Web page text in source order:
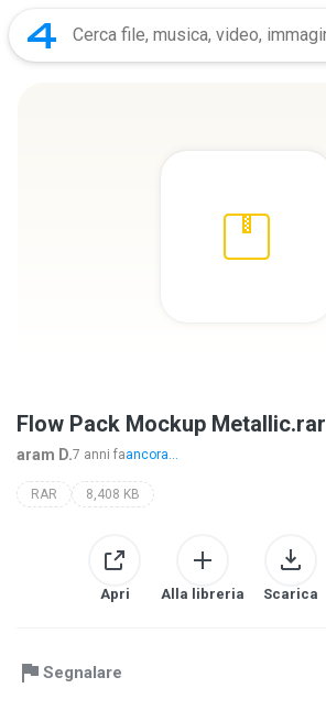
Flow Pack Mockup Metallic.rar
aram D.7 anni faancora...
RAR 8,408 KB
Apri Alla libreria Scarica
Segnalare